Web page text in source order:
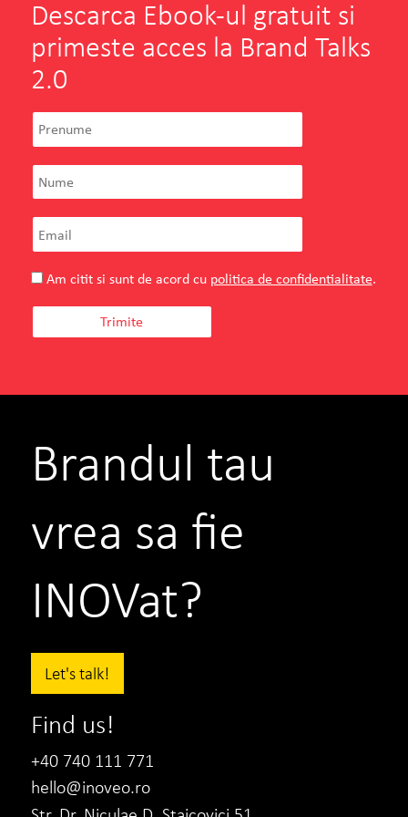
VEZI PROIECTUL VIZUALIZEAZA
Descarca Ebook-ul gratuit si
primeste acces la Brand Talks
2.0
Am citit si sunt de acord cu politica de confidentialitate.
Brandul tau
vrea sa fie
INOVat?
Let's talk!
Find us!
+40 740 111 771
hello@inoveo.ro